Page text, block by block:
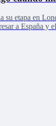
su etapa en
a España y